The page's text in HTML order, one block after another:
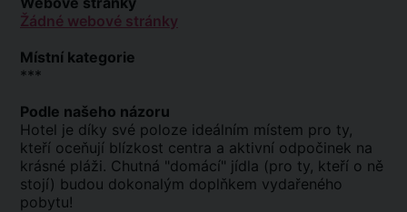
Žádné webové stránky
Místní kategorie
***
Podle našeho názoru
Hotel je díky své poloze ideálním místem pro ty,
kteří oceňují blízkost centra a aktivní odpočinek na
krásné pláži. Chutná "domácí" jídla (pro ty, kteří o ně
stojí) budou dokonalým doplňkem vydařeného
pobytu!